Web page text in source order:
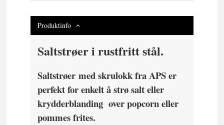
Produktinfo
Saltstrøer i rustfritt stål.
Saltstrøer med skrulokk fra APS er
perfekt for enkelt å strø salt eller
krydderblanding over popcorn eller
pommes frites.